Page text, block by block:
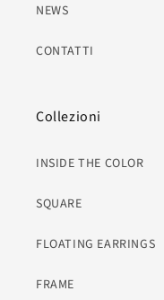
NEWS
CONTATTI
Collezioni
INSIDE THE COLOR
SQUARE
FLOATING EARRINGS
FRAME